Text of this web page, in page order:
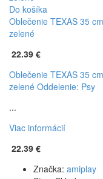
Do košíka
Oblečenie TEXAS 35
zelené
22.39 €
Oblečenie TEXAS 35
zelené Oddelenie: Psy
...
Viac informácií
22.39 €
Značka: amiplay